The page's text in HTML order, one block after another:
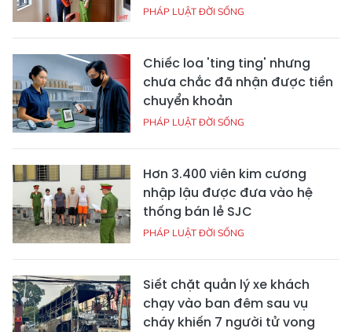
PHÁP LUẬT ĐỜI SỐNG
Chiếc loa 'ting ting' nhưng
chưa chắc đã nhận được tiền
chuyển khoản
PHÁP LUẬT ĐỜI SỐNG
Hơn 3.400 viên kim cương
nhập lậu được đưa vào hệ
thống bán lẻ SJC
PHÁP LUẬT ĐỜI SỐNG
Siết chặt quản lý xe khách
chạy vào ban đêm sau vụ
cháy khiến 7 người tử vong